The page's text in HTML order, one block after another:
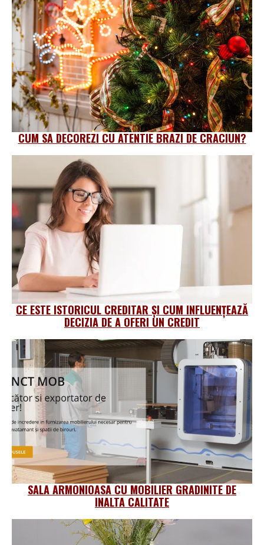
CUM SA DECOREZI CU ATENTIE BRAZI DE CRACIUN?
CE ESTE ISTORICUL CREDITAR ȘI CUM INFLUENȚEAZĂ
DECIZIA DE A OFERI UN CREDIT
SALA ARMONIOASA CU MOBILIER GRADINITE DE
INALTA CALITATE